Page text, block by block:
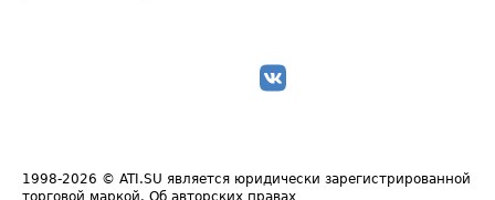
1998-2026 © ATI.SU является юридически зарегистрированной
торговой маркой. Об авторских правах